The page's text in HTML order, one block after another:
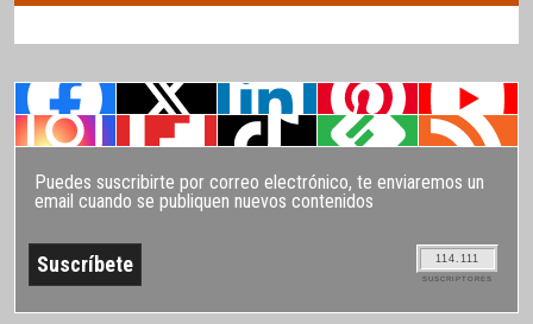
Puedes suscribirte por correo electrónico, te enviaremos un
email cuando se publiquen nuevos contenidos
114.111
SUSCRIPTORES